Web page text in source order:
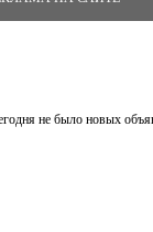
не было новых